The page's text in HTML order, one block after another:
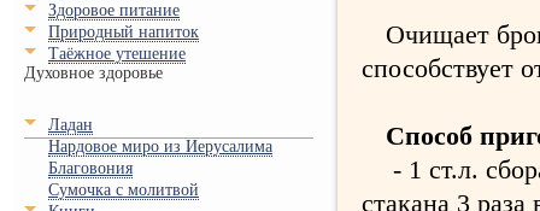
Здоровое питание
Природный напиток
Таёжное утешение
Духовное здоровье
Ладан
Нардовое миро из Иерусалима
Благовония
Сумочка с молитвой
Очищает
способствует
Способ
- 1 ст.л.
стакана 3 раза